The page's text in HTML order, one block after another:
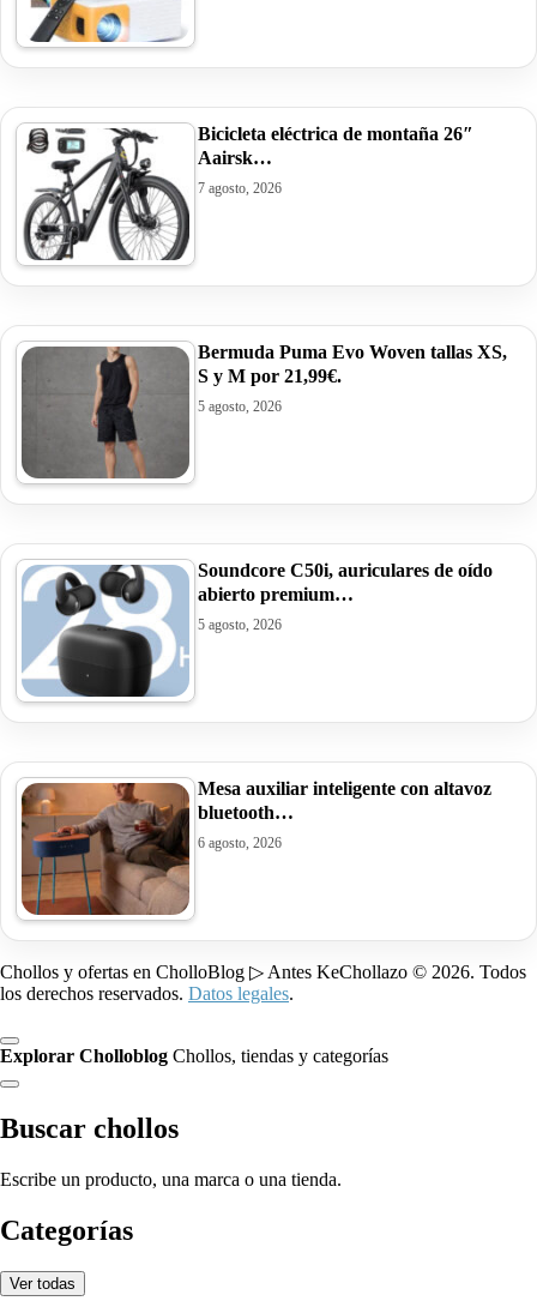
Bicicleta eléctrica de montaña 26″
Aairsk…
7 agosto, 2026
Bermuda Puma Evo Woven tallas XS,
S y M por 21,99€.
5 agosto, 2026
Soundcore C50i, auriculares de oído
abierto premium…
5 agosto, 2026
Mesa auxiliar inteligente con altavoz
bluetooth…
6 agosto, 2026
Chollos y ofertas en CholloBlog ▷ Antes KeChollazo © 2026. Todos
los derechos reservados. Datos legales.
Explorar Cholloblog Chollos, tiendas y categorías
Buscar chollos
Escribe un producto, una marca o una tienda.
Categorías
Ver todas